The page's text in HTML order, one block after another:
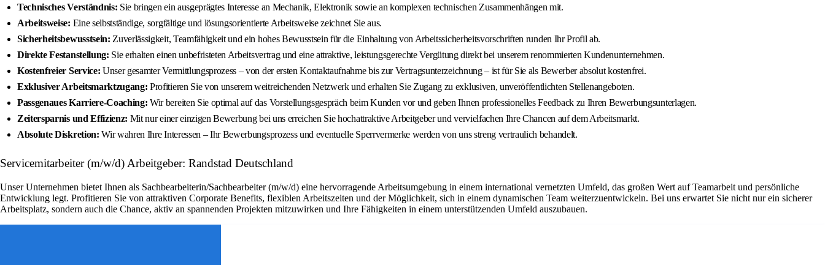
Technisches Verständnis: Sie bringen ein ausgeprägtes Interesse an Mechanik, Elektronik sowie an komplexen technischen Zusammenhängen mit.
Arbeitsweise: Eine selbstständige, sorgfältige und lösungsorientierte Arbeitsweise zeichnet Sie aus.
Sicherheitsbewusstsein: Zuverlässigkeit, Teamfähigkeit und ein hohes Bewusstsein für die Einhaltung von Arbeitssicherheitsvorschriften runden Ihr Profil ab.
Direkte Festanstellung: Sie erhalten einen unbefristeten Arbeitsvertrag und eine attraktive, leistungsgerechte Vergütung direkt bei unserem renommierten Kundenunternehmen.
Kostenfreier Service: Unser gesamter Vermittlungsprozess – von der ersten Kontaktaufnahme bis zur Vertragsunterzeichnung – ist für Sie als Bewerber absolut kostenfrei.
Exklusiver Arbeitsmarktzugang: Profitieren Sie von unserem weitreichenden Netzwerk und erhalten Sie Zugang zu exklusiven, unveröffentlichten Stellenangeboten.
Passgenaues Karriere-Coaching: Wir bereiten Sie optimal auf das Vorstellungsgespräch beim Kunden vor und geben Ihnen professionelles Feedback zu Ihren Bewerbungsunterlagen.
Zeitersparnis und Effizienz: Mit nur einer einzigen Bewerbung bei uns erreichen Sie hochattraktive Arbeitgeber und vervielfachen Ihre Chancen auf dem Arbeitsmarkt.
Absolute Diskretion: Wir wahren Ihre Interessen – Ihr Bewerbungsprozess und eventuelle Sperrvermerke werden von uns streng vertraulich behandelt.
Servicemitarbeiter (m/w/d) Arbeitgeber: Randstad Deutschland
Unser Unternehmen bietet Ihnen als Sachbearbeiterin/Sachbearbeiter (m/w/d) eine hervorragende Arbeitsumgebung in einem international vernetzten Umfeld, das großen Wert auf Teamarbeit und persönliche
Entwicklung legt. Profitieren Sie von attraktiven Corporate Benefits, flexiblen Arbeitszeiten und der Möglichkeit, sich in einem dynamischen Team weiterzuentwickeln. Bei uns erwartet Sie nicht nur ein sicherer
Arbeitsplatz, sondern auch die Chance, aktiv an spannenden Projekten mitzuwirken und Ihre Fähigkeiten in einem unterstützenden Umfeld auszubauen.